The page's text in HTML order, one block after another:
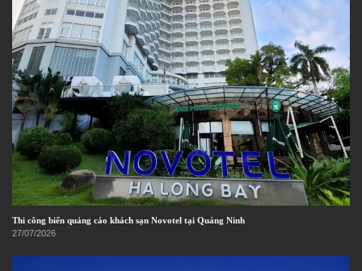
Thi công biển quảng cáo khách sạn Novotel tại Quảng Ninh
27/07/2026